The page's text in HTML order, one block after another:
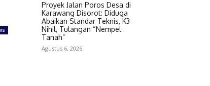
Proyek Jalan Poros Desa di
Karawang Disorot: Diduga
Abaikan Standar Teknis, K3
Nihil, Tulangan “Nempel
Tanah”
Agustus 6, 2026